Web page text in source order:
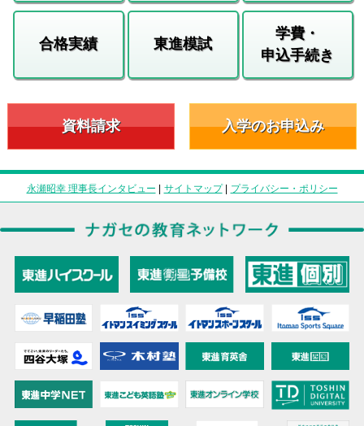
合格実績 東進模試
学費・
申込手続き
資料請求 入学のお申込み
永瀬昭幸 理事長インタビュー | サイトマップ| プライバシー・ポリシー